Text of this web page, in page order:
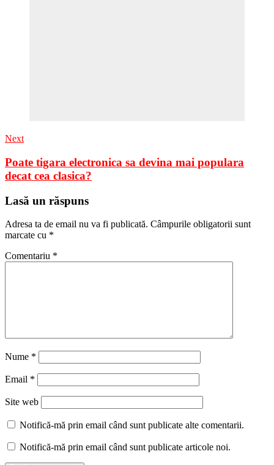
Next
Poate tigara electronica sa devina mai populara
decat cea clasica?
Lasă un răspuns
Adresa ta de email nu va fi publicată. Câmpurile obligatorii sunt
marcate cu *
Comentariu *
Nume *
Email *
Site web
Notifică-mă prin email când sunt publicate alte comentarii.
Notifică-mă prin email când sunt publicate articole noi.